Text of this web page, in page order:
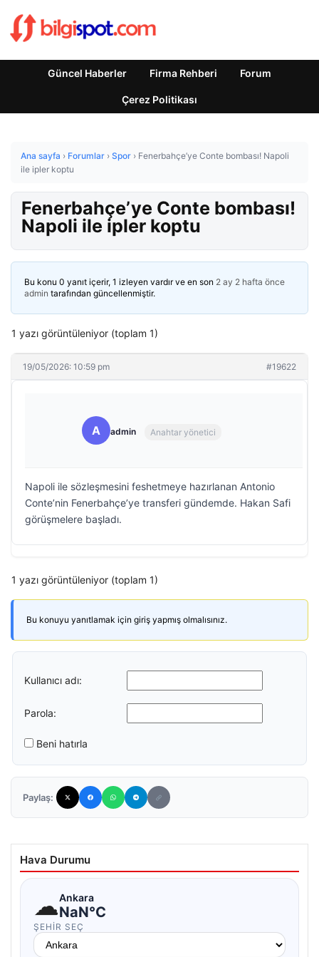
Güncel Haberler Firma Rehberi Forum
Çerez Politikası
Ana sayfa › Forumlar › Spor › Fenerbahçe’ye Conte bombası! Napoli
ile ipler koptu
Fenerbahçe’ye Conte bombası!
Napoli ile ipler koptu
Bu konu 0 yanıt içerir, 1 izleyen vardır ve en son 2 ay 2 hafta önce
admin tarafından güncellenmiştir.
1 yazı görüntüleniyor (toplam 1)
19/05/2026: 10:59 pm #19622
A admin Anahtar yönetici
Napoli ile sözleşmesini feshetmeye hazırlanan Antonio
Conte’nin Fenerbahçe’ye transferi gündemde. Hakan Safi
görüşmelere başladı.
1 yazı görüntüleniyor (toplam 1)
Bu konuyu yanıtlamak için giriş yapmış olmalısınız.
Kullanıcı adı:
Parola:
Beni hatırla
Paylaş:
Hava Durumu
☁Ankara
NaN°C
ŞEHIR SEÇ